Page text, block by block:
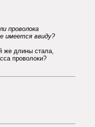
проволока
имеется ввиду?
же длины стала,
проволоки?